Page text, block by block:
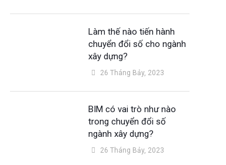
Làm thế nào tiến hành
chuyển đổi số cho ngành
xây dựng?
26 Tháng Bảy, 2023
BIM có vai trò như nào
trong chuyển đổi số
ngành xây dựng?
26 Tháng Bảy, 2023